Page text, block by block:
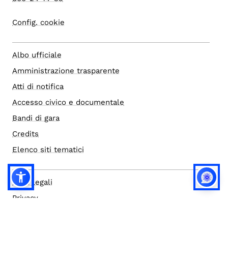
Config. cookie
Albo ufficiale
Amministrazione trasparente
Atti di notifica
Accesso civico e documentale
Bandi di gara
Credits
Elenco siti tematici
Note legali
Privacy